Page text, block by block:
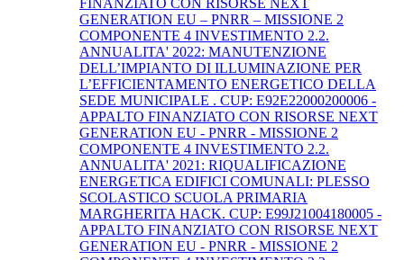
GENERATION EU – PNRR – MISSIONE 2
COMPONENTE 4 INVESTIMENTO 2.2.
ANNUALITA' 2022: MANUTENZIONE
DELL’IMPIANTO DI ILLUMINAZIONE PER
L’EFFICIENTAMENTO ENERGETICO DELLA
SEDE MUNICIPALE . CUP: E92E22000200006 -
APPALTO FINANZIATO CON RISORSE NEXT
GENERATION EU - PNRR - MISSIONE 2
COMPONENTE 4 INVESTIMENTO 2.2.
ANNUALITA' 2021: RIQUALIFICAZIONE
ENERGETICA EDIFICI COMUNALI: PLESSO
SCOLASTICO SCUOLA PRIMARIA
MARGHERITA HACK. CUP: E99J21004180005 -
APPALTO FINANZIATO CON RISORSE NEXT
GENERATION EU - PNRR - MISSIONE 2